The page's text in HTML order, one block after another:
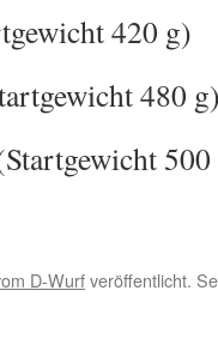
420 g)
480
D-Wurfveröffentlicht.